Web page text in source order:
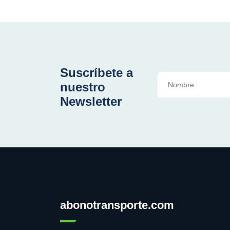
Suscríbete a
nuestro
Newsletter
abonotransporte.com